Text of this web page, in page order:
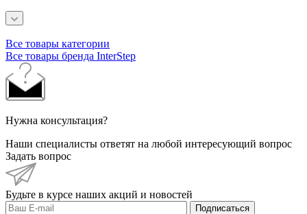
Все товары категории
Все товары бренда InterStep
Нужна консультация?
Наши специалисты ответят на любой интересующий вопрос
Задать вопрос
Будьте в курсе наших акций и новостей
Подписаться